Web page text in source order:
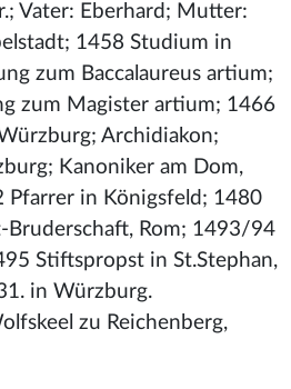
Vater: Eberhard; Mutter:
1458 Studium in
zum Baccalaureus artium;
zum Magister artium; 1466
Archidiakon;
Kanoniker am Dom,
Pfarrer in Königsfeld; 1480
Bruderschaft, Rom; 1493/94
Stiftspropst in St.Stephan,
in Würzburg.
zu Reichenberg,